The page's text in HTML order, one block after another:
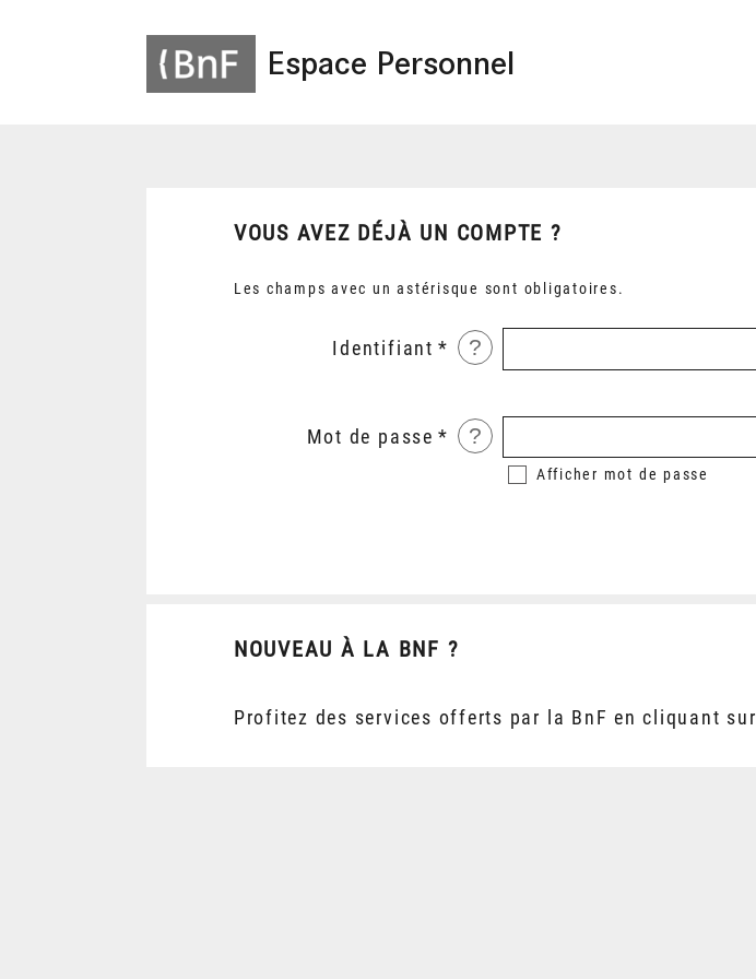
Espace Personnel
VOUS AVEZ DÉJÀ UN COMPTE ?
Les champs avec un astérisque sont obligatoires.
Identifiant ?
Mot de passe ?
Afficher mot de passe
NOUVEAU À LA BNF ?
Profitez des services offerts par la BnF en cliquant sur